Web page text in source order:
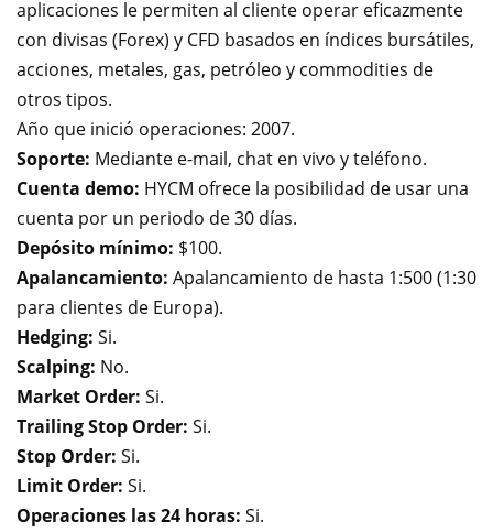
aplicaciones le permiten al cliente operar eficazmente
con divisas (Forex) y CFD basados en índices bursátiles,
acciones, metales, gas, petróleo y commodities de
otros tipos.
Año que inició operaciones: 2007.
Soporte: Mediante e-mail, chat en vivo y teléfono.
Cuenta demo: HYCM ofrece la posibilidad de usar una
cuenta por un periodo de 30 días.
Depósito mínimo: $100.
Apalancamiento: Apalancamiento de hasta 1:500 (1:30
para clientes de Europa).
Hedging: Si.
Scalping: No.
Market Order: Si.
Trailing Stop Order: Si.
Stop Order: Si.
Limit Order: Si.
Operaciones las 24 horas: Si.